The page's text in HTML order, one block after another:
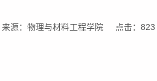
来源：物理与材料工程学院 点击： 823